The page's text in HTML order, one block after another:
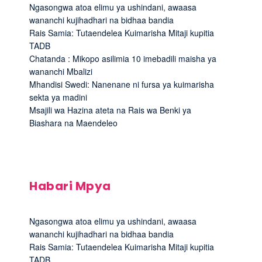
Ngasongwa atoa elimu ya ushindani, awaasa
wananchi kujihadhari na bidhaa bandia
Rais Samia: Tutaendelea Kuimarisha Mitaji kupitia
TADB
Chatanda : Mikopo asilimia 10 imebadili maisha ya
wananchi Mbalizi
Mhandisi Swedi: Nanenane ni fursa ya kuimarisha
sekta ya madini
Msajili wa Hazina ateta na Rais wa Benki ya
Biashara na Maendeleo
Habari Mpya
Ngasongwa atoa elimu ya ushindani, awaasa
wananchi kujihadhari na bidhaa bandia
Rais Samia: Tutaendelea Kuimarisha Mitaji kupitia
TADB